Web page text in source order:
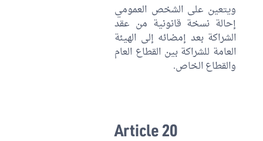
ويتعين على الشخص العمومي
إحالة نسخة قانونية من عقد
الشراكة بعد إمضائه إلى الهيئة
العامة للشراكة بين القطاع العام
والقطاع الخاص.
Article 20